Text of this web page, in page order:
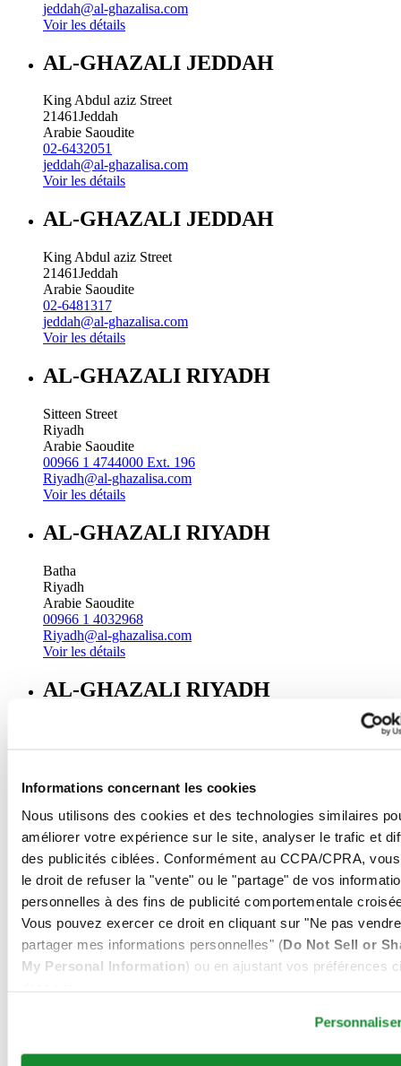
Informations concernant les cookies
Nous utilisons des cookies et des technologies similaires
améliorer votre expérience sur le site, analyser le trafic et
des publicités ciblées. Conformément au CCPA/CPRA,
le droit de refuser la "vente" ou le "partage" de vos
personnelles à des fins de publicité comportementale
Vous pouvez exercer ce droit en cliquant sur "Ne pas
partager mes informations personnelles" (Do Not Sell or
My Personal Information) ou en ajustant vos préférences
jeddah@al-ghazalisa.com
Voir les détails
AL-GHAZALI JEDDAH
King Abdul aziz Street
21461Jeddah
Arabie Saoudite
02-6432051
jeddah@al-ghazalisa.com
Voir les détails
AL-GHAZALI JEDDAH
King Abdul aziz Street
21461Jeddah
Arabie Saoudite
02-6481317
jeddah@al-ghazalisa.com
Voir les détails
AL-GHAZALI RIYADH
Sitteen Street
Riyadh
Arabie Saoudite
00966 1 4744000 Ext. 196
Riyadh@al-ghazalisa.com
Voir les détails
AL-GHAZALI RIYADH
Batha
Riyadh
Arabie Saoudite
00966 1 4032968
Riyadh@al-ghazalisa.com
Voir les détails
AL-GHAZALI RIYADH
Riyadh@al-ghazalisa.com
Voir les détails
AL-GHAZALI RIYADH
Olaya
Riyadh
00966 1 4628858
Riyadh@al-ghazalisa.com
Voir les détails
Riyadh